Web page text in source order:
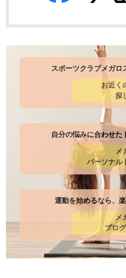
スポーツクラブメガロ
お近く
探
自分の悩みに合わせた
メ
パーソナル
運動を始めるなら、
メ
プロ